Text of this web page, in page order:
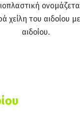
χείλη του αιδοίου
αιδοίου.